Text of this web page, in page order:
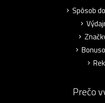
Spôsob
Prečo